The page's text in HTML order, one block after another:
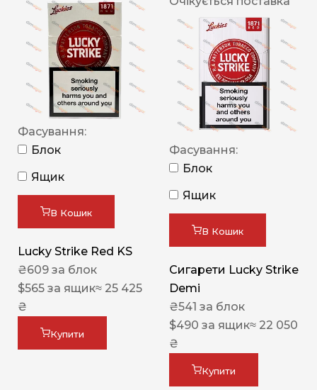
Фасування:
Блок
Ящик
В Кошик
Lucky Strike Red KS
₴609 за блок
$565 за ящик≈ 25 425
₴
Купити
Фасування:
Блок
Ящик
В Кошик
Сигарети Lucky Strike
Demi
₴541 за блок
$490 за ящик≈ 22 050
₴
Купити